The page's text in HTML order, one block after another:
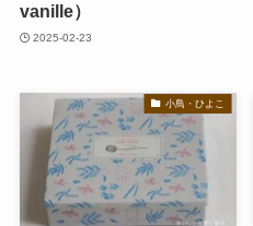
vanille）
2025-02-23
小鳥・ひよこ